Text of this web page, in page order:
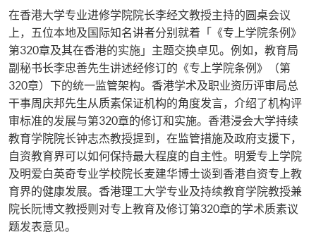
在香港大学专业进修学院院长李经文教授主持的圆桌会议
上，五位本地及国际知名讲者分别就着「《专上学院条例》
第320章及其在香港的实施」主题交换卓见。例如，教育局
副秘书长李忠善先生讲述经修订的《专上学院条例》（第
320章）下的统一监管架构。香港学术及职业资历评审局总
干事周庆邦先生从质素保证机构的角度发言，介绍了机构评
审标准的发展与第320章的修订和实施。香港浸会大学持续
教育学院院长钟志杰教授提到，在监管措施及政府支援下，
自资教育界可以如何保持最大程度的自主性。明爱专上学院
及明爱白英奇专业学校院长麦建华博士谈到香港自资专上教
育界的健康发展。香港理工大学专业及持续教育学院教授兼
院长阮博文教授则对专上教育及修订第320章的学术质素议
题发表意见。